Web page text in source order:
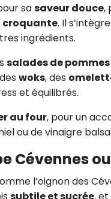
sasaveur douce,
croquante. Il
ingrédients.
salades de
woks, des
et équilibrés.
au four, pour un
ou de vinaigre
Cévennes
l’oignon des
subtile et sucrée,